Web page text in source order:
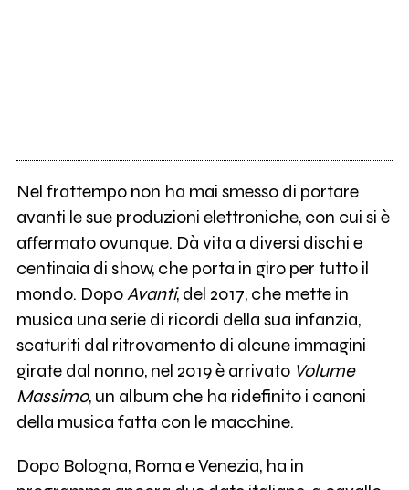
Nel frattempo non ha mai smesso di portare
avanti le sue produzioni elettroniche, con cui si è
affermato ovunque. Dà vita a diversi dischi e
centinaia di show, che porta in giro per tutto il
mondo. DopoAvanti, del 2017, che mette in
musica una serie di ricordi della sua infanzia,
scaturiti dal ritrovamento di alcune immagini
girate dal nonno, nel 2019 è arrivato Volume
Massimo, un album che ha ridefinito i canoni
della musica fatta con le macchine.
Dopo Bologna, Roma e Venezia, ha in